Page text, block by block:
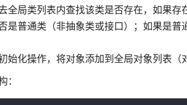
全局类列表内查找该类是否存在，如果存
是普通类（非抽象类或接口）；如果是
始化操作，将对象添加到全局对象列表（
：